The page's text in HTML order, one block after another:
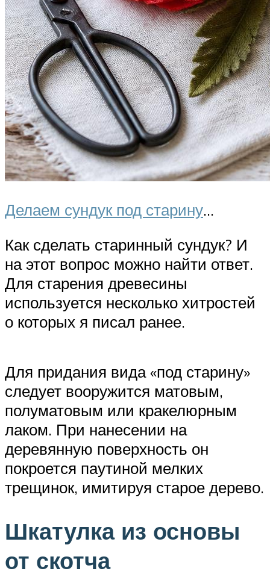
Делаем сундук под старину…
Как сделать старинный сундук? И
на этот вопрос можно найти ответ.
Для старения древесины
используется несколько хитростей
о которых я писал ранее.
Для придания вида «под старину»
следует вооружится матовым,
полуматовым или кракелюрным
лаком. При нанесении на
деревянную поверхность он
покроется паутиной мелких
трещинок, имитируя старое дерево.
Шкатулка из основы
от скотча